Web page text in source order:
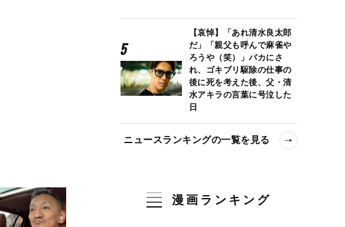
【哀悼】「あれ清水良太郎
だ」「親父も呼んで麻雀や
ろうや（笑）」バカにさ
れ、ゴキブリ駆除の仕事の
後に死を考えた後、父・清
水アキラの言葉に号泣した
日
ニュースランキングの一覧を見る
漫画ランキング